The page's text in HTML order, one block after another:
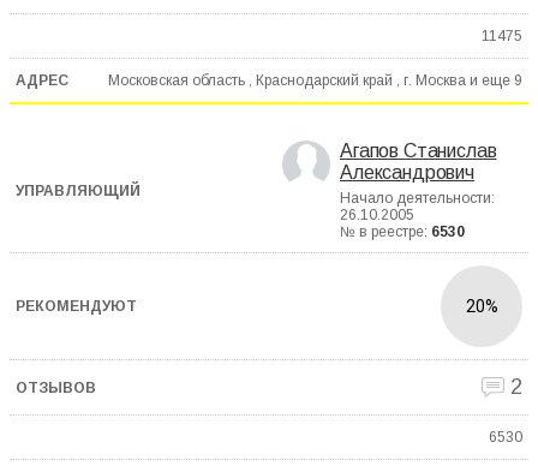
11475
Московская область , Краснодарский край , г. Москва и еще 9
Агапов Станислав
Александрович
Начало деятельности:
26.10.2005
№ в реестре: 6530
20%
2
6530